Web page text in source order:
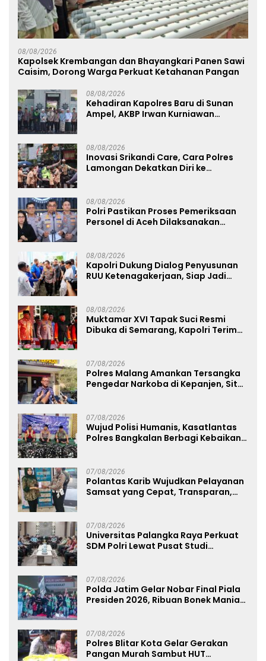
08/08/2026
Kapolsek Krembangan dan Bhayangkari Panen Sawi
Caisim, Dorong Warga Perkuat Ketahanan Pangan
08/08/2026
Kehadiran Kapolres Baru di Sunan
Ampel, AKBP Irwan Kurniawan
08/08/2026
Inovasi Srikandi Care, Cara Polres
Lamongan Dekatkan Diri ke
08/08/2026
Polri Pastikan Proses Pemeriksaan
Personel di Aceh Dilaksanakan
08/08/2026
Kapolri Dukung Dialog Penyusunan
RUU Ketenagakerjaan, Siap Jadi
08/08/2026
Muktamar XVI Tapak Suci Resmi
Dibuka di Semarang, Kapolri Terima
07/08/2026
Polres Malang Amankan Tersangka
Pengedar Narkoba di Kepanjen, Sita
07/08/2026
Wujud Polisi Humanis, Kasatlantas
Polres Bangkalan Berbagi Kebaikan
07/08/2026
Polantas Karib Wujudkan Pelayanan
Samsat yang Cepat, Transparan,
07/08/2026
Universitas Palangka Raya Perkuat
SDM Polri Lewat Pusat Studi
07/08/2026
Polda Jatim Gelar Nobar Final Piala
Presiden 2026, Ribuan Bonek Mania
07/08/2026
Polres Blitar Kota Gelar Gerakan
Pangan Murah Sambut HUT